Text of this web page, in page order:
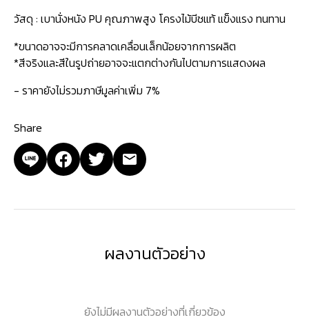
วัสดุ : เบานั่งหนัง PU คุณภาพสูง โครงไม้บีชแท้ แข็งแรง ทนทาน
*ขนาดอาจจะมีการคลาดเคลื่อนเล็กน้อยจากการผลิต
*สีจริงและสีในรูปถ่ายอาจจะแตกต่างกันไปตามการแสดงผล
- ราคายังไม่รวมภาษีมูลค่าเพิ่ม 7%
Share
ผลงานตัวอย่าง
ยังไม่มีผลงานตัวอย่างที่เกี่ยวข้อง